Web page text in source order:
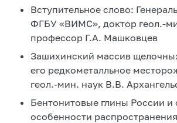
Вступительное слово:
ФГБУ «ВИМС», доктор геол.-
профессор Г.А. Машковцев
Зашихинский массив
его редкометалльное
геол.-мин. наук В.В.
Бентонитовые глины России и
особенности